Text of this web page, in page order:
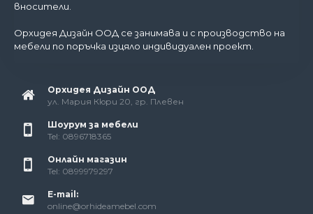
вносители.
Орхидея Дизайн ООД се занимава и с производство на
мебели по поръчка изцяло индивидуален проект.
Орхидея Дизайн ООД
ул. Мария Кюри 20, гр. Плевен
Шоурум за мебели
Tel: 0896718365
Онлайн магазин
Tel: 0899979297
E-mail:
online@orhideamebel.com